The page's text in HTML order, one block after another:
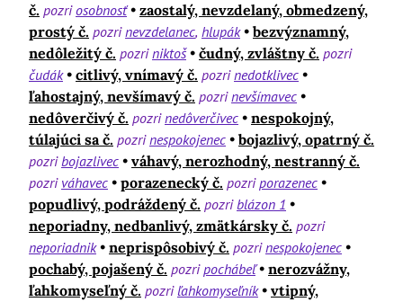
č. pozriosobnosť
zaostalý, nevzdelaný, obmedzený,
prostý č. pozrinevzdelanec hlupák
bezvýznamný,
nedôležitý č. pozriniktoš čudný, zvláštny č. pozri
čudák
citlivý, vnímavý č. pozrinedotklivec
ľahostajný, nevšímavý č. pozrinevšímavec
nedôverčivý č. pozrinedôverčivec
nespokojný,
túlajúci sa č. pozrinespokojenec
bojazlivý, opatrný č.
pozribojazlivec
váhavý, nerozhodný, nestranný č.
pozri váhavec porazenecký č. pozriporazenec
popudlivý, podráždený č. pozriblázon 1
neporiadny, nedbanlivý, zmätkársky č. pozri
neporiadnik
neprispôsobivý č. pozrinespokojenec
pochabý, pojašený č. pozripochábeľ
nerozvážny,
ľahkomyseľný č. pozriľahkomyseľník
vtipný,